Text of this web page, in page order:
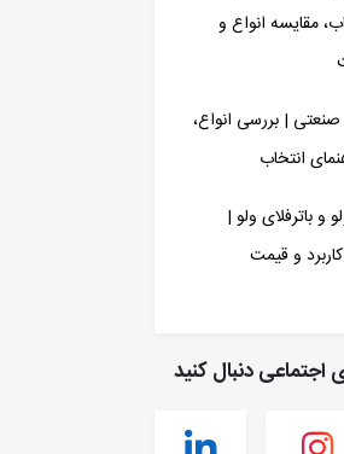
مقایسه انواع و
صنعتی | بررسی انواع،
انتخاب
و باترفلای ولو |
و قیمت
اجتماعی دنبال کنید